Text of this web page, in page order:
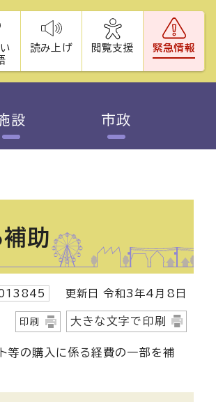
読み上げ 閲覧支援 緊急情報
設 市政
助
更新日 令和3年4月8日
印刷 大きな文字で印刷
等の購入に係る経費の一部を補